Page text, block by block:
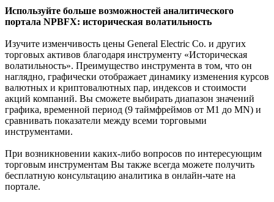
Используйте больше возможностей аналитического
портала NPBFX: историческая волатильность
Изучите изменчивость цены General Electric Co. и других
торговых активов благодаря инструменту «Историческая
волатильность». Преимущество инструмента в том, что он
наглядно, графически отображает динамику изменения курсов
валютных и криптовалютных пар, индексов и стоимости
акций компаний. Вы сможете выбирать диапазон значений
графика, временной период (9 таймфреймов от М1 до MN) и
сравнивать показатели между всеми торговыми
инструментами.
При возникновении каких-либо вопросов по интересующим
торговым инструментам Вы также всегда можете получить
бесплатную консультацию аналитика в онлайн-чате на
портале.